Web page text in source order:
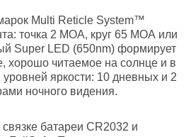
Multi Reticle System™
точка 2 МОА, круг 65 МОА или
Super LED (650nm) формирует
хорошо читаемое на солнце и в
яркости: 10 дневных и 2
ночного видения.
батареи CR2032 и